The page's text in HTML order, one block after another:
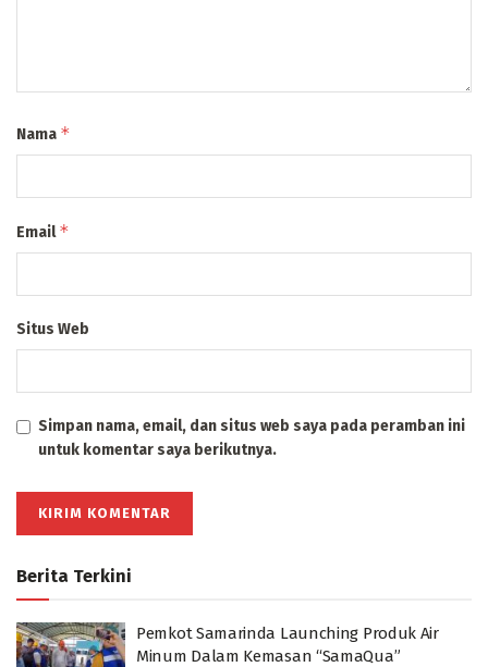
Nama *
Email*
Situs Web
Simpan nama, email, dan situs web saya pada peramban ini
untuk komentar saya berikutnya.
Berita Terkini
Pemkot Samarinda Launching Produk Air
Minum Dalam Kemasan “SamaQua”